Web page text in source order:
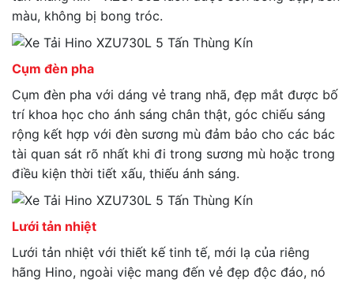
màu, không bị bong tróc.
Cụm đèn pha
Cụm đèn pha với dáng vẻ trang nhã, đẹp mắt được bố
trí khoa học cho ánh sáng chân thật, góc chiếu sáng
rộng kết hợp với đèn sương mù đảm bảo cho các bác
tài quan sát rõ nhất khi đi trong sương mù hoặc trong
điều kiện thời tiết xấu, thiếu ánh sáng.
Lưới tản nhiệt
Lưới tản nhiệt với thiết kế tinh tế, mới lạ của riêng
hãng Hino, ngoài việc mang đến vẻ đẹp độc đáo, nó